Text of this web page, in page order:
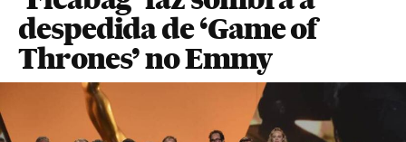
despedida de ‘Game of
Thrones’ no Emmy